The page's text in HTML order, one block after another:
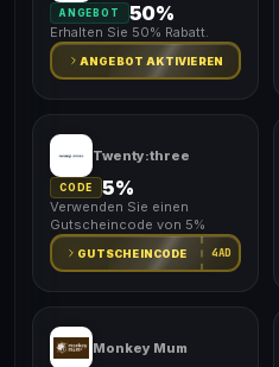
ANGEBOT 50%
Erhalten Sie 50% Rabatt.
ANGEBOT AKTIVIEREN
Twenty:three
CODE 5%
Verwenden Sie einen
Gutscheincode von 5%
GUTSCHEINCODE 4AD
Monkey Mum